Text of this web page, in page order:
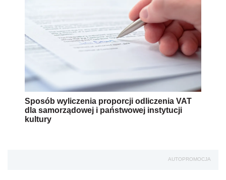
Sposób wyliczenia proporcji odliczenia VAT
dla samorządowej i państwowej instytucji
kultury
AUTOPROMOCJA